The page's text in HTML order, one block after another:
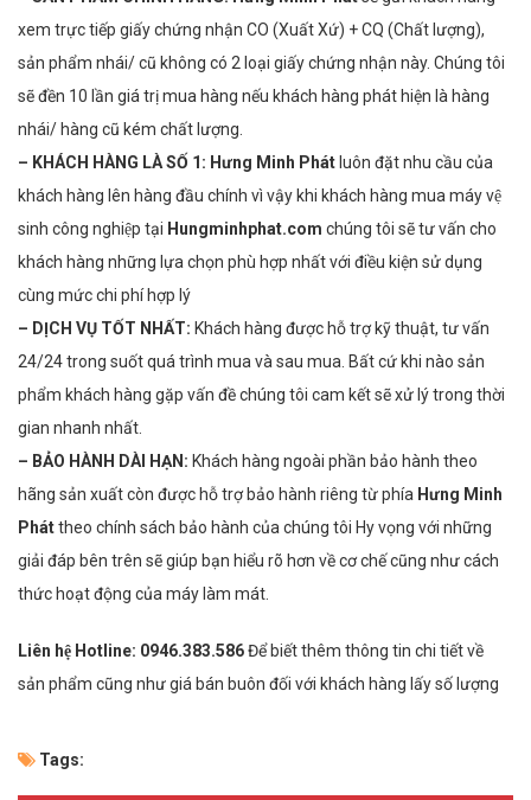
xem trực tiếp giấy chứng nhận CO (Xuất Xứ) + CQ (Chất lượng),
sản phẩm nhái/ cũ không có 2 loại giấy chứng nhận này. Chúng tôi
sẽ đền 10 lần giá trị mua hàng nếu khách hàng phát hiện là hàng
nhái/ hàng cũ kém chất lượng.
– KHÁCH HÀNG LÀ SỐ 1: Hưng Minh Phát luôn đặt nhu cầu của
khách hàng lên hàng đầu chính vì vậy khi khách hàng mua máy vệ
sinh công nghiệp tại Hungminhphat.com chúng tôi sẽ tư vấn cho
khách hàng những lựa chọn phù hợp nhất với điều kiện sử dụng
cùng mức chi phí hợp lý
– DỊCH VỤ TỐT NHẤT: Khách hàng được hỗ trợ kỹ thuật, tư vấn
24/24 trong suốt quá trình mua và sau mua. Bất cứ khi nào sản
phẩm khách hàng gặp vấn đề chúng tôi cam kết sẽ xử lý trong thời
gian nhanh nhất.
– BẢO HÀNH DÀI HẠN: Khách hàng ngoài phần bảo hành theo
hãng sản xuất còn được hỗ trợ bảo hành riêng từ phía Hưng Minh
Pháttheo chính sách bảo hành của chúng tôi Hy vọng với những
giải đáp bên trên sẽ giúp bạn hiểu rõ hơn về cơ chế cũng như cách
thức hoạt động của máy làm mát.
Liên hệ Hotline: 0946.383.586Để biết thêm thông tin chi tiết về
sản phẩm cũng như giá bán buôn đối với khách hàng lấy số lượng
Tags: